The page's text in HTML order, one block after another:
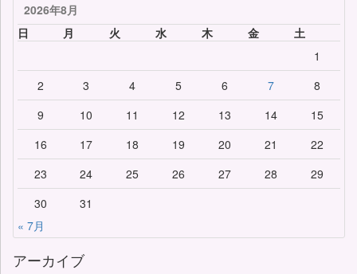
2026年8月
日
月 火 水 木 金
土
1
2
3 4 5 6 7
8
9
10 11 12 13 14
15
16
17 18 19 20 21
22
23
24 25 26 27 28
29
30
31
« 7月
アーカイブ